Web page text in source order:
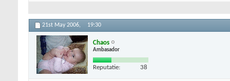
21st May 2006, 19:30
Chaos
Ambasador
Reputatie: 38